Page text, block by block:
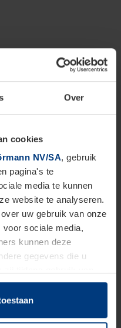
Over
cookies
NV/SA, gebruik
pagina's te
media te kunnen
website te analyseren.
uw gebruik van onze
sociale media,
kunnen deze
gegevens die u
cookies op uw